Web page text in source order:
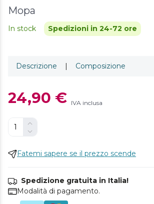
Mopa
In stock Spedizioni in 24-72 ore
Descrizione | Composizione
24,90 € IVA inclusa
Fatemi sapere se il prezzo scende
Spedizione gratuita in Italia!
Modalità di pagamento.